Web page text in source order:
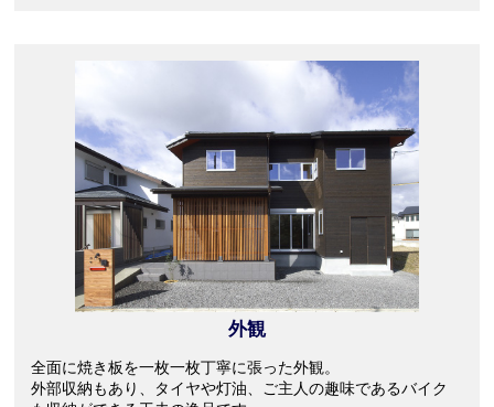
外観
全面に焼き板を一枚一枚丁寧に張った外観。
外部収納もあり、タイヤや灯油、ご主人の趣味であるバイク